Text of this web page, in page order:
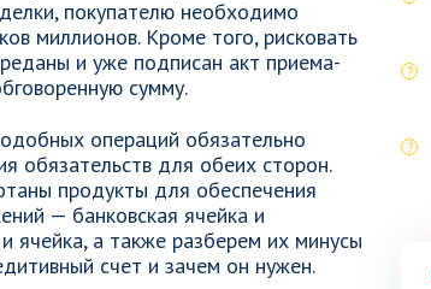
покупателю необходимо
миллионов. Кроме того, рисковать
и уже подписан акт приема-
сумму.
операций обязательно
обязательств для обеих сторон.
продукты для обеспечения
— банковская ячейка и
ячейка, а также разберем их минусы
счет и зачем он нужен.